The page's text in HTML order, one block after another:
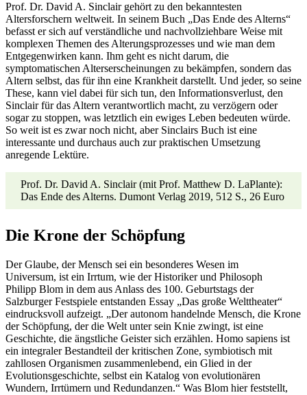
Prof. Dr. David A. Sinclair gehört zu den bekanntesten
Altersforschern weltweit. In seinem Buch „Das Ende des Alterns“
befasst er sich auf verständliche und nachvollziehbare Weise mit
komplexen Themen des Alterungsprozesses und wie man dem
Entgegenwirken kann. Ihm geht es nicht darum, die
symptomatischen Alterserscheinungen zu bekämpfen, sondern das
Altern selbst, das für ihn eine Krankheit darstellt. Und jeder, so seine
These, kann viel dabei für sich tun, den Informationsverlust, den
Sinclair für das Altern verantwortlich macht, zu verzögern oder
sogar zu stoppen, was letztlich ein ewiges Leben bedeuten würde.
So weit ist es zwar noch nicht, aber Sinclairs Buch ist eine
interessante und durchaus auch zur praktischen Umsetzung
anregende Lektüre.
Prof. Dr. David A. Sinclair (mit Prof. Matthew D. LaPlante):
Das Ende des Alterns. Dumont Verlag 2019, 512 S., 26 Euro
Die Krone der Schöpfung
Der Glaube, der Mensch sei ein besonderes Wesen im
Universum, ist ein Irrtum, wie der Historiker und Philosoph
Philipp Blom in dem aus Anlass des 100. Geburtstags der
Salzburger Festspiele entstanden Essay „Das große Welttheater“
eindrucksvoll aufzeigt. „Der autonom handelnde Mensch, die Krone
der Schöpfung, der die Welt unter sein Knie zwingt, ist eine
Geschichte, die ängstliche Geister sich erzählen. Homo sapiens ist
ein integraler Bestandteil der kritischen Zone, symbiotisch mit
zahllosen Organismen zusammenlebend, ein Glied in der
Evolutionsgeschichte, selbst ein Katalog von evolutionären
Wundern, Irrtümern und Redundanzen.“ Was Blom hier feststellt,